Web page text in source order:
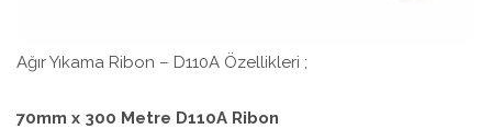
Ağır Yıkama Ribon – D110A Özellikleri ;
70mm x 300 Metre D110A Ribon